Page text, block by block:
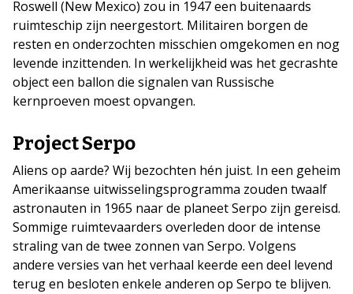
Roswell (New Mexico) zou in 1947 een buitenaards
ruimteschip zijn neergestort. Militairen borgen de
resten en onderzochten misschien omgekomen en nog
levende inzittenden. In werkelijkheid was het gecrashte
object een ballon die signalen van Russische
kernproeven moest opvangen.
Project Serpo
Aliens op aarde? Wij bezochten hén juist. In een geheim
Amerikaanse uitwisselingsprogramma zouden twaalf
astronauten in 1965 naar de planeet Serpo zijn gereisd.
Sommige ruimtevaarders overleden door de intense
straling van de twee zonnen van Serpo. Volgens
andere versies van het verhaal keerde een deel levend
terug en besloten enkele anderen op Serpo te blijven.